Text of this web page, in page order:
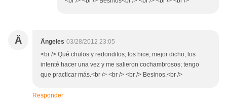
Ä Ängeles 03/28/2012 23:05
<br /> Qué chulos y redonditos; los hice, mejor dicho, los
intenté hacer una vez y me salieron cochambrosos; tengo
que practicar más.<br /> <br /> <br /> Besinos.<br />
Responder